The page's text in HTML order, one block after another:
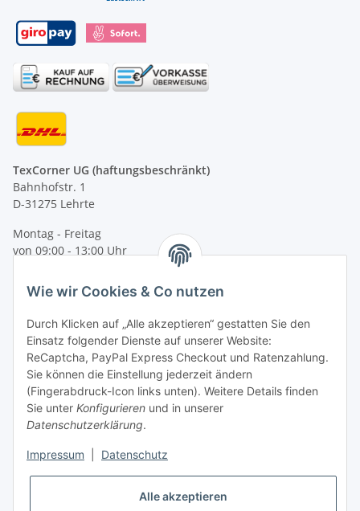
TexCorner UG (haftungsbeschränkt)
Bahnhofstr. 1
D-31275 Lehrte
Montag - Freitag
von 09:00 - 13:00 Uhr
Tel: +49 (0) 5132 8230689
E-Mail:mail@texcorner.de
Vertrag widerrufen
Wie wir Cookies & Co nutzen
Durch Klicken auf „Alle akzeptieren“ gestatten Sie den
Einsatz folgender Dienste auf unserer Website:
ReCaptcha, PayPal Express Checkout und Ratenzahlung.
Sie können die Einstellung jederzeit ändern
(Fingerabdruck-Icon links unten). Weitere Details finden
Sie unter Konfigurieren und in unserer
Datenschutzerklärung.
Impressum Datenschutz
Alle akzeptieren